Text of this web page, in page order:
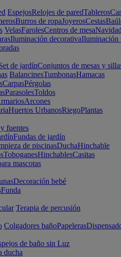
EspejosRelojes de paredTableros
Burros de ropaJoyerosCestas
VelasFarolesCentros de mesaNavidad
Iluminación decorativaIluminación
de jardínConjuntos de mesas y
BalancinesTumbonasHamacas
CarpasPérgolas
ParasolesToldos
Arcones
Huertos UrbanosRiegoPlantas
fuentes
Fundas de jardín
de piscinasDuchaHinchable
ToboganesHinchablesCasitas
mascotas
Decoración bebé
Funda
Terapia de percusión
Colgadores bañoPapeleras
de baño sin Luz
ducha